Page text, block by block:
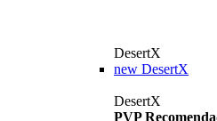
DesertX
new DesertX
DesertX
PVP